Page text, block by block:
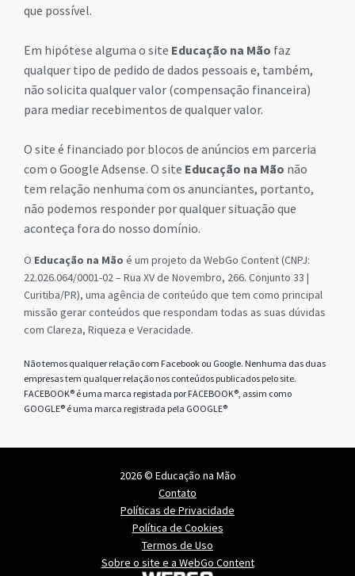
que possível.
Em hipótese alguma o site Educação na Mão faz
qualquer tipo de pedido de dados pessoais e, também,
não solicita qualquer valor (compensação financeira)
para mediar recebimentos de qualquer valor.
O site é financiado por blocos de anúncios em parceria
com o Google Adsense. O site Educação na Mão não
tem relação nenhuma com os anunciantes, portanto,
não podemos responder por qualquer situação que
aconteça fora do nosso domínio.
O Educação na Mão é um projeto da WebGo Content (CNPJ:
22.026.064/0001-02 – Rua XV de Novembro, 266. Conjunto 33 |
Curitiba/PR), uma agência de conteúdo que tem como principal
missão gerar conteúdos que respondam todas as suas dúvidas
com Clareza, Riqueza e Veracidade.
Não temos qualquer relação com Facebook ou Google. Nenhuma das duas
empresas tem qualquer relação nos conteúdos publicados pelo site.
FACEBOOK® é uma marca registada por FACEBOOK®, assim como
GOOGLE® é uma marca registrada pela GOOGLE®
2026 © Educação na Mão
Contato
Políticas de Privacidade
Política de Cookies
Termos de Uso
Sobre o site e a WebGo Content